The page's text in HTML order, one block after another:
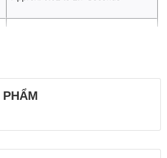
1/1 to 1/128